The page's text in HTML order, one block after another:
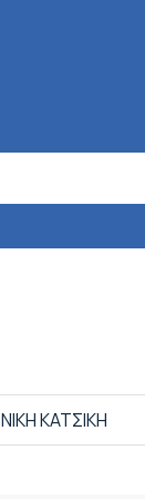
ΝΙΚΗ ΚΑΤΣΙΚΗ